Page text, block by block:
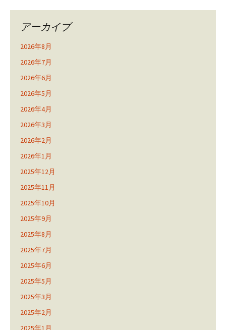
アーカイブ
2026年8月
2026年7月
2026年6月
2026年5月
2026年4月
2026年3月
2026年2月
2026年1月
2025年12月
2025年11月
2025年10月
2025年9月
2025年8月
2025年7月
2025年6月
2025年5月
2025年3月
2025年2月
2025年1月